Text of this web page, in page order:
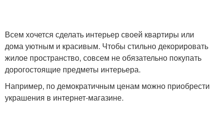
Всем хочется сделать интерьер своей квартиры или
дома уютным и красивым. Чтобы стильно декорировать
жилое пространство, совсем не обязательно покупать
дорогостоящие предметы интерьера.
Например, по демократичным ценам можно приобрести
украшения в интернет-магазине.